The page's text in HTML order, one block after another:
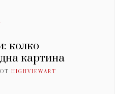
колко
картина
ОТHIGHVIEWART